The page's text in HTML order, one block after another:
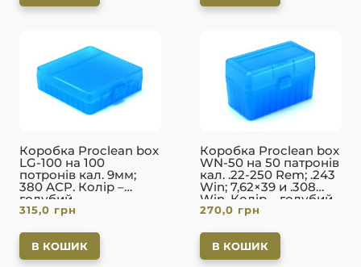
Коробка Proclean box
LG-100 на 100
потронів кал. 9мм;
380 ACP. Колір –
голубий
315,0 грн
В КОШИК
Коробка Proclean box
WN-50 на 50 патронів
кал. .22-250 Rem; .243
Win; 7,62×39 и .308
Win. Колір – голубий
270,0 грн
В КОШИК